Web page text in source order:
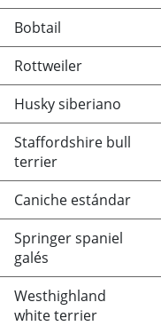
Bobtail
Rottweiler
Husky siberiano
Staffordshire bull
terrier
Caniche estándar
Springer spaniel
galés
Westhighland
white terrier